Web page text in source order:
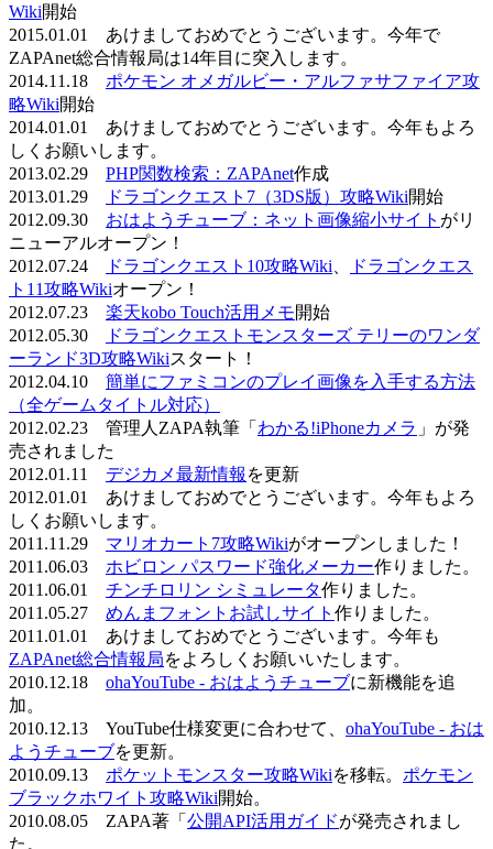
Wiki開始
2015.01.01 あけましておめでとうございます。今年で
ZAPAnet総合情報局は14年目に突入します。
2014.11.18 ポケモン オメガルビー・アルファサファイア攻
略Wiki開始
2014.01.01 あけましておめでとうございます。今年もよろ
しくお願いします。
2013.02.29 PHP関数検索：ZAPAnet作成
2013.01.29
ドラゴンクエスト7（3DS版）攻略Wiki開始
2012.09.30 おはようチューブ：ネット画像縮小サイト がリ
ニューアルオープン！
2012.07.24
ドラゴンクエスト10攻略Wiki
ドラゴンクエス
ト11攻略Wikiオープン！
2012.07.23 楽天kobo Touch活用メモ開始
2012.05.30
ドラゴンクエストモンスターズ テリーのワンダ
ーランド3D攻略Wikiスタート！
2012.04.10 簡単にファミコンのプレイ画像を入手する方法
（全ゲームタイトル対応）
2012.02.23 管理人ZAPA執筆「 わかる!iPhoneカメラ 」が発
売されました
2012.01.11 デジカメ最新情報 を更新
2012.01.01 あけましておめでとうございます。今年もよろ
しくお願いします。
2011.11.29 マリオカート7攻略Wikiがオープンしました！
2011.06.03 ホビロン パスワード強化メーカー作りました。
2011.06.01 チンチロリン シミュレータ作りました。
2011.05.27 めんまフォントお試しサイト 作りました。
2011.01.01 あけましておめでとうございます。今年も
ZAPAnet総合情報局をよろしくお願いいたします。
2010.12.18 ohaYouTube - おはようチューブに新機能を追
加。
2010.12.13 YouTube仕様変更に合わせて、 ohaYouTube - おは
ようチューブを更新。
2010.09.13 ポケットモンスター攻略Wikiを移転。 ポケモン
ブラックホワイト攻略Wiki開始。
2010.08.05 ZAPA著「 公開API活用ガイドが発売されまし
た。